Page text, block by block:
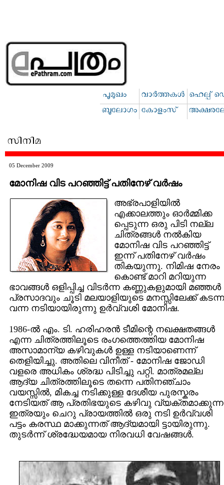
05 December 2009
മോനിഷ വിട പറഞ്ഞിട്ട്‌ പതിനേഴ്‌ വര്‍ഷം
അഭ്രപാളിയില്‍
എക്കാലത്തും ഓര്‍മ്മിക്ക
പ്പെടുന്ന ഒരു പിടി നല്ല
ചിത്രങ്ങള്‍ നല്‍കിയ
മോനിഷ വിട പറഞ്ഞിട്ട്‌
ഇന്ന് പതിനേഴ്‌ വര്‍ഷം
തികയുന്നു. നിമിഷ നേരം
കൊണ്ട്‌ മാറി മറിയുന്ന
ഭാവങ്ങള്‍ ഒളിപ്പിച്ച വിടര്‍ന്ന കണ്ണുകളുമായി മഞ്ഞള്‍
പ്രസാദവും ചൂടി മലയാളിയുടെ മനസ്സിലേക്ക്‌
വന്ന നടിയായിരുന്നു ഉര്‍വ്വശി മോനിഷ.
1986-ല്‍ എം. ടി. ഹരിഹരന്‍ ടീമിന്റെ നഖക്ഷതങ്ങള്‍
എന്ന ചിത്രത്തിലൂടെ രംഗത്തെത്തിയ മോനിഷ
അസാമാന്യ കഴിവുകള്‍ ഉള്ള നടിയാണെന്ന്
തെളിയിച്ചു. അതിലെ വിനീത്‌ - മോനിഷ ജോഡി
വളരെ അധികം ശ്രദ്ധ പിടിച്ചു പറ്റി. മാത്രമല്ല
ആദ്യ ചിത്രത്തിലൂടെ തന്നെ പതിനഞ്ചാം
വയസ്സില്‍, മികച്ച നടിക്കുള്ള ദേശീയ പുരസ്കരം
നേടിയത്‌ ആ പ്രതിഭയുടെ കഴിവു
ഇത്രയും ചെറു പ്രായത്തില്‍ ഒരു നടി ഉര്‍വ്വശി
പട്ടം കരസ്ഥ മാക്കുന്നത്‌ ആദ്യമായി ട്ടായിരുന്നു.
തുടര്‍ന്ന് ശ്രദ്ധേയമായ നിരവധി വേഷങ്ങള്‍.